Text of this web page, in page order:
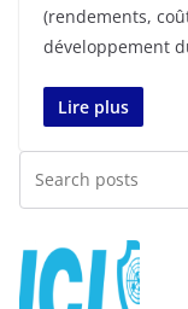
(rendements,
développement
Lire plus